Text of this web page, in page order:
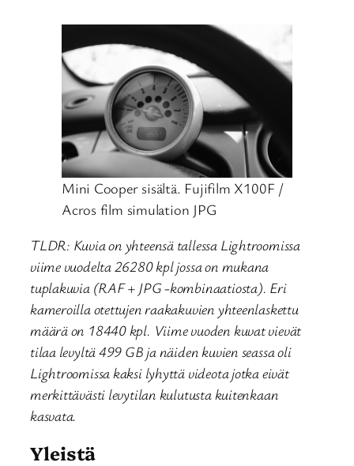
Mini Cooper sisältä. Fujifilm X100F /
Acros film simulation JPG
TLDR: Kuvia on yhteensä tallessa Lightroomissa
viime vuodelta 26280 kpl jossa on mukana
tuplakuvia (RAF + JPG -kombinaatiosta). Eri
kameroilla otettujen raakakuvien yhteenlaskettu
määrä on 18440 kpl. Viime vuoden kuvat vievät
tilaa levyltä 499 GB ja näiden kuvien seassa oli
Lightroomissa kaksi lyhyttä videota jotka eivät
merkittävästi levytilan kulutusta kuitenkaan
kasvata.
Yleistä